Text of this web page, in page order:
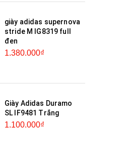
giày adidas supernova
stride M IG8319 full
đen
1.380.000₫
Giày Adidas Duramo
SL IF9481 Trắng
1.100.000₫